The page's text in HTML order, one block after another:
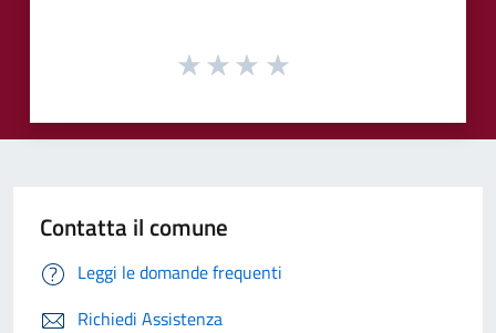
Contatta il comune
Leggi le domande frequenti
Richiedi Assistenza